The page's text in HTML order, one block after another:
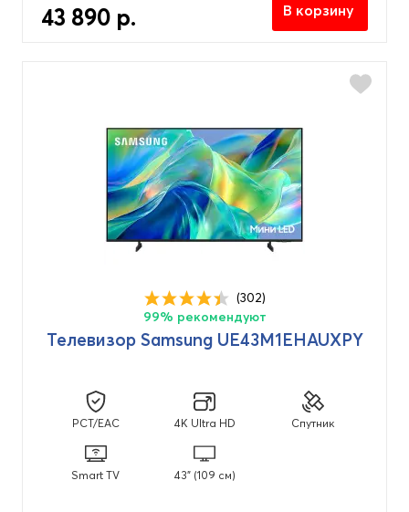
43 890 р. В корзину
(302)
99% рекомендуют
Телевизор Samsung UE43M1EHAUXPY
PCT/EAC 4K Ultra HD Спутник
Smart TV 43" (109 см)